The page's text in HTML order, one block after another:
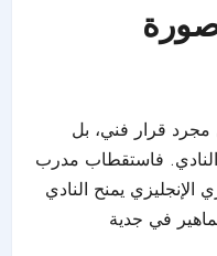
مجرد قرار فني، بل
فاستقطاب مدرب
يمنح النادي
في جدية